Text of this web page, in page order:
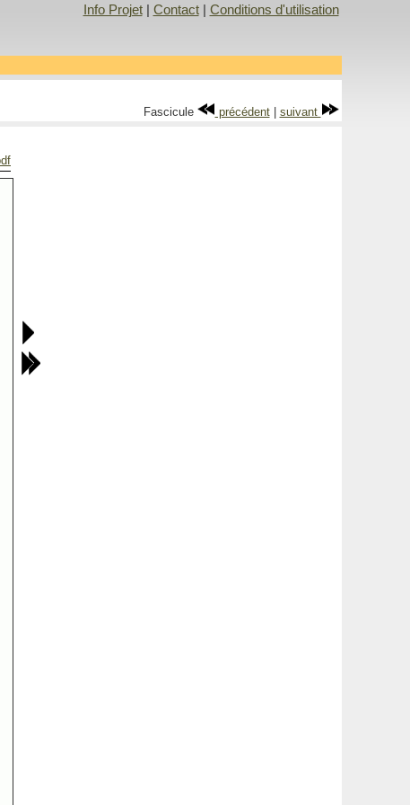
Info Projet| Contact| Conditions d'utilisation
Fascicule précédent| suivant